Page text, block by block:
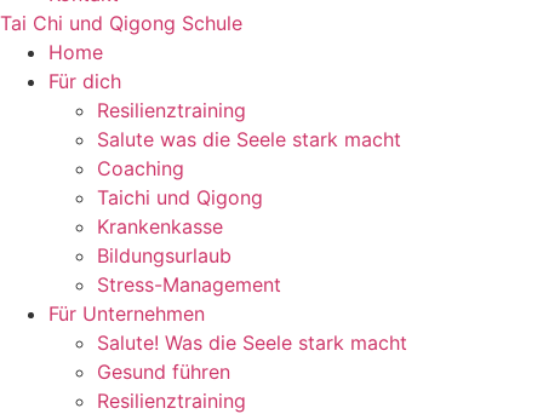
Tai Chi und Qigong Schule
Home
Für dich
Resilienztraining
Salute was die Seele stark macht
Coaching
Taichi und Qigong
Krankenkasse
Bildungsurlaub
Stress-Management
Für Unternehmen
Salute! Was die Seele stark macht
Gesund führen
Resilienztraining